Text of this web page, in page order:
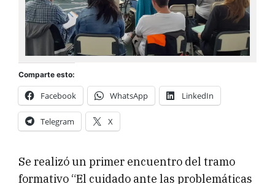
Comparte esto:
Facebook WhatsApp LinkedIn
Telegram X
Se realizó un primer encuentro del tramo
formativo “El cuidado ante las problemáticas